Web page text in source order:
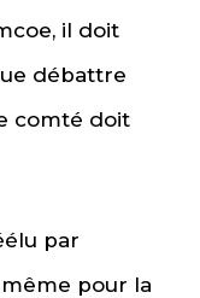
il doit
débattre
comté doit
par
pour la